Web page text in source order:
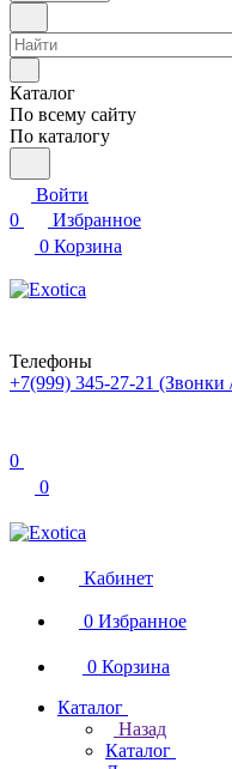
Каталог
По всему сайту
По каталогу
Войти
0
Избранное
0 Корзина
Телефоны
+7(999) 345-27-21 (Звонки
0
0
Кабинет
0 Избранное
0 Корзина
Каталог
Назад
Каталог